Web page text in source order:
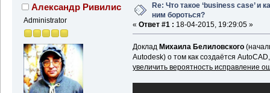
Александр Ривилис
Administrator
Re: Что такое ‘business case’ и
ним бороться?
« Ответ #1 : 18-04-2015, 19:29:05 »
Доклад Михаила Белиловского
Autodesk) о том как создаётся
увеличить вероятность исправление